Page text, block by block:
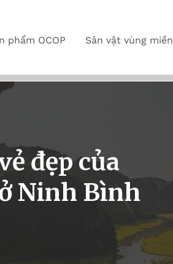
phẩm OCOP Sản vật vùng miền
đẹp của
Ninh Bình